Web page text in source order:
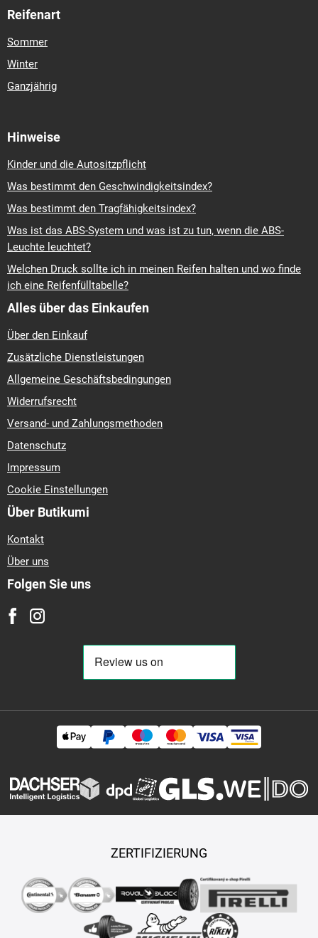
Reifenart
Sommer
Winter
Ganzjährig
Hinweise
Kinder und die Autositzpflicht
Was bestimmt den Geschwindigkeitsindex?
Was bestimmt den Tragfähigkeitsindex?
Was ist das ABS-System und was ist zu tun, wenn die ABS-
Leuchte leuchtet?
Welchen Druck sollte ich in meinen Reifen halten und wo finde
ich eine Reifenfülltabelle?
Alles über das Einkaufen
Über den Einkauf
Zusätzliche Dienstleistungen
Allgemeine Geschäftsbedingungen
Widerrufsrecht
Versand- und Zahlungsmethoden
Datenschutz
Impressum
Cookie Einstellungen
Über Butikumi
Kontakt
Über uns
Folgen Sie uns
ZERTIFIZIERUNG